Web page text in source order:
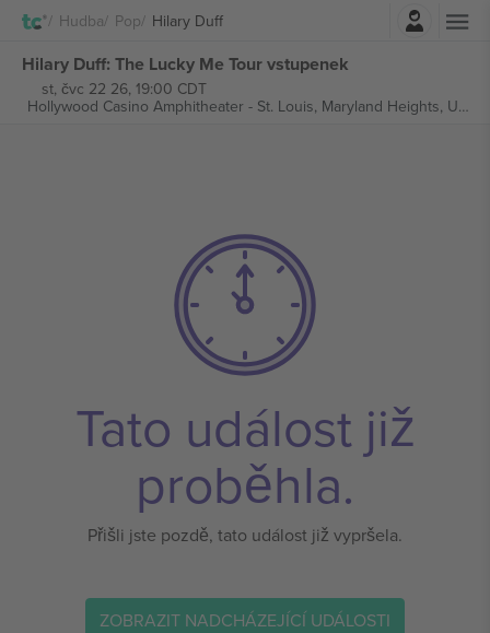
Hudba Pop Hilary Duff
Hilary Duff: The Lucky Me Tour vstupenek
st, čvc 22 26, 19:00 CDT
Hollywood Casino Amphitheater - St. Louis, Maryland Heights, United States
Tato událost již
proběhla.
Přišli jste pozdě, tato událost již vypršela.
ZOBRAZIT NADCHÁZEJÍCÍ UDÁLOSTI